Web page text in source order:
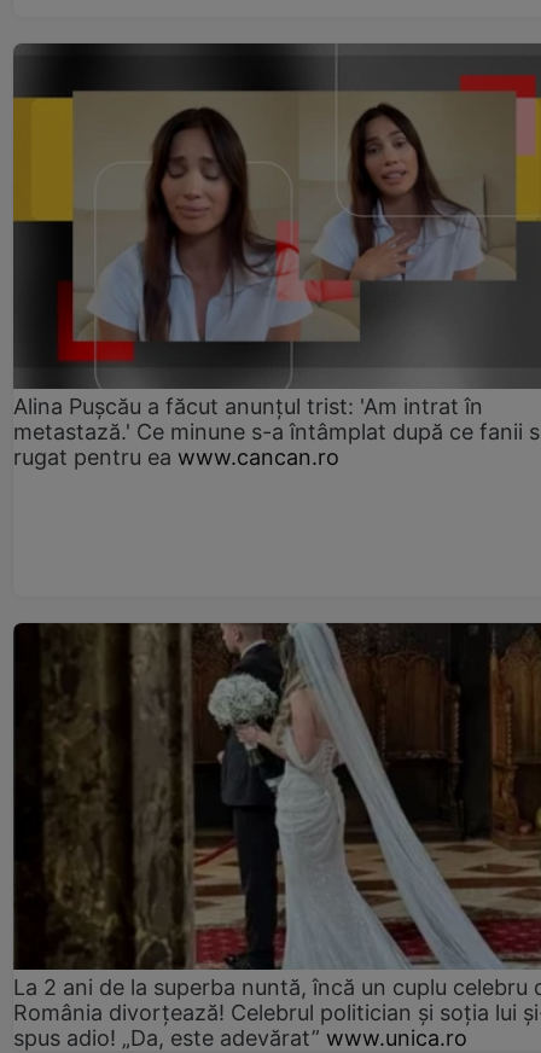
Alina Pușcău a făcut anunțul trist: 'Am intrat în
metastază.' Ce minune s-a întâmplat după ce fanii
rugat pentru ea www.cancan.ro
La 2 ani de la superba nuntă, încă un cuplu celebru
România divorțează! Celebrul politician și soția lui
spus adio! „Da, este adevărat” www.unica.ro